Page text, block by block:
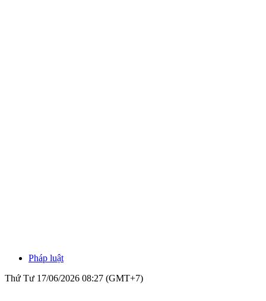
Pháp luật
Thứ Tư 17/06/2026 08:27 (GMT+7)